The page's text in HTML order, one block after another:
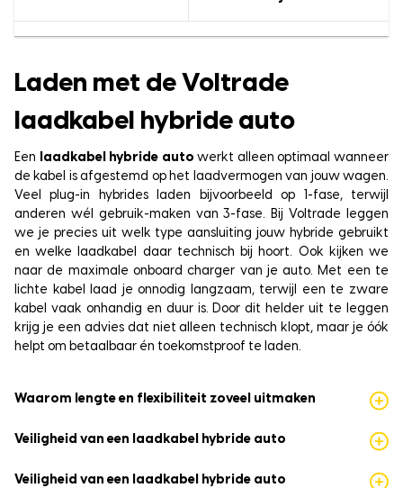
Laden met de Voltrade
laadkabel hybride auto
Een laadkabel hybride auto werkt alleen optimaal wanneer
de kabel is afgestemd op het laadvermogen van jouw wagen.
Veel plug-in hybrides laden bijvoorbeeld op 1-fase, terwijl
anderen wél gebruik-maken van 3-fase. Bij Voltrade leggen
we je precies uit welk type aansluiting jouw hybride gebruikt
en welke laadkabel daar technisch bij hoort. Ook kijken we
naar de maximale onboard charger van je auto. Met een te
lichte kabel laad je onnodig langzaam, terwijl een te zware
kabel vaak onhandig en duur is. Door dit helder uit te leggen
krijg je een advies dat niet alleen technisch klopt, maar je óók
helpt om betaalbaar én toekomstproof te laden.
Waarom lengte en flexibiliteit zoveel uitmaken
Veiligheid van een laadkabel hybride auto
Veiligheid van een laadkabel hybride auto